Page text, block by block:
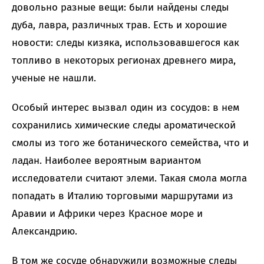
довольно разные вещи: были найдены следы
дуба, лавра, различных трав. Есть и хорошие
новости: следы кизяка, использовавшегося как
топливо в некоторых регионах древнего мира,
ученые не нашли.
Особый интерес вызвал один из сосудов: в нем
сохранились химические следы ароматической
смолы из того же ботанического семейства, что и
ладан. Наиболее вероятным вариантом
исследователи считают элеми. Такая смола могла
попадать в Италию торговыми маршрутами из
Аравии и Африки через Красное море и
Александрию.
В том же сосуде обнаружили возможные следы